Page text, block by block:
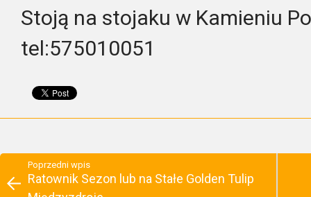
Stoją na stojaku w Kamieniu
tel:575010051
Poprzedni wpis
Ratownik Sezon lub na Stałe Golden Tulip